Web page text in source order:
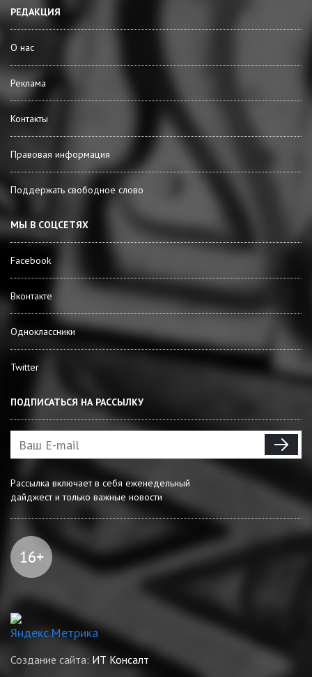
РЕДАКЦИЯ
О нас
Реклама
Контакты
Правовая информация
Поддержать свободное слово
МЫ В СОЦСЕТЯХ
Facebook
Вконтакте
Одноклассники
Twitter
ПОДПИСАТЬСЯ НА РАССЫЛКУ
Рассылка включает в себя еженедельный
дайджест и только важные новости
Создание сайта: ИТ Консалт